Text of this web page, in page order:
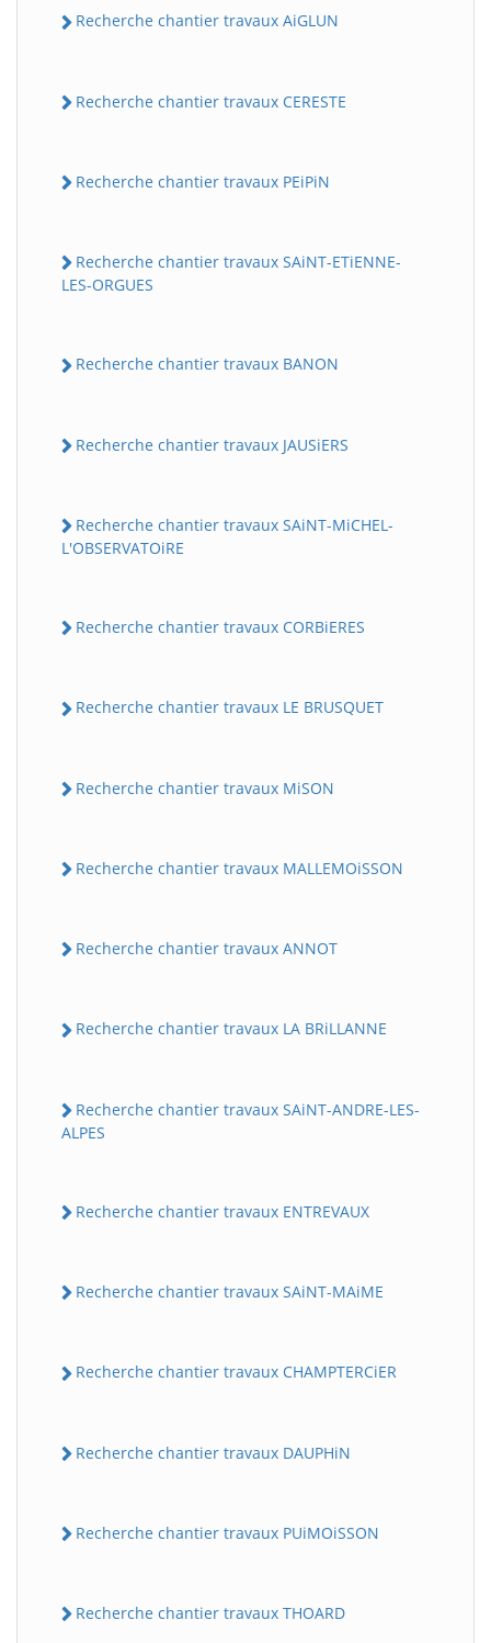
Recherche chantier travaux AiGLUN
Recherche chantier travaux CERESTE
Recherche chantier travaux PEiPiN
Recherche chantier travaux SAiNT-ETiENNE-
LES-ORGUES
Recherche chantier travaux BANON
Recherche chantier travaux JAUSiERS
Recherche chantier travaux SAiNT-MiCHEL-
L'OBSERVATOiRE
Recherche chantier travaux CORBiERES
Recherche chantier travaux LE BRUSQUET
Recherche chantier travaux MiSON
Recherche chantier travaux MALLEMOiSSON
Recherche chantier travaux ANNOT
Recherche chantier travaux LA BRiLLANNE
Recherche chantier travaux SAiNT-ANDRE-LES-
ALPES
Recherche chantier travaux ENTREVAUX
Recherche chantier travaux SAiNT-MAiME
Recherche chantier travaux CHAMPTERCiER
Recherche chantier travaux DAUPHiN
Recherche chantier travaux PUiMOiSSON
Recherche chantier travaux THOARD